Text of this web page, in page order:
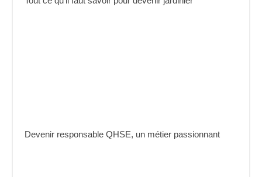
Devenir responsable QHSE, un métier passionnant